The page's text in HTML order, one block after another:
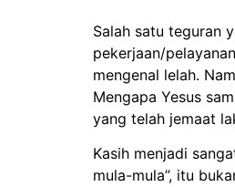
Salah satu teguran
pekerjaan/
mengenal lelah.
Mengapa Yesus
yang telah jemaat
Kasih menjadi
mula-mula”, itu